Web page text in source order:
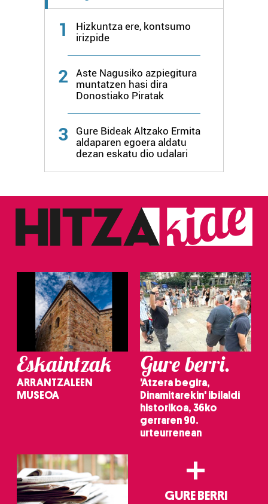
1
Hizkuntza ere, kontsumo
irizpide
2
Aste Nagusiko azpiegitura
muntatzen hasi dira
Donostiako Piratak
3
Gure Bideak Altzako Ermita
aldaparen egoera aldatu
dezan eskatu dio udalari
Eskaintzak
ARRANTZALEEN
MUSEOA
Gure berri.
'Atzera begira,
Dinamitarekin' ibilaldi
historikoa, 36ko
gerraren 90.
urteurrenean
+
GURE BERRI